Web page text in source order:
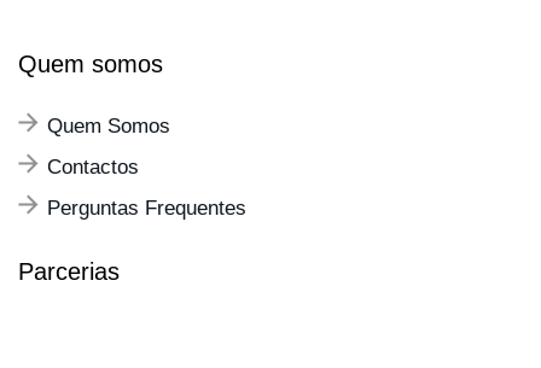
Quem somos
Quem Somos
Contactos
Perguntas Frequentes
Parcerias